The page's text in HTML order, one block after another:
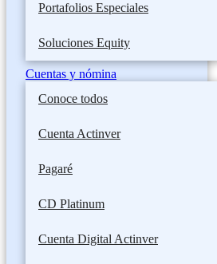
Portafolios Especiales
Soluciones Equity
Cuentas y nómina
Conoce todos
Cuenta Actinver
Pagaré
CD Platinum
Cuenta Digital Actinver